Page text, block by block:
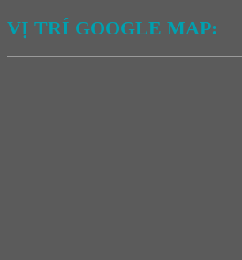
VỊ TRÍ GOOGLE MAP: